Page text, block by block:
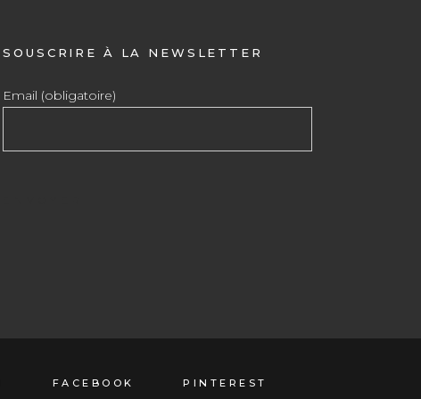
SOUSCRIRE À LA NEWSLETTER
Email (obligatoire)
FACEBOOK PINTEREST